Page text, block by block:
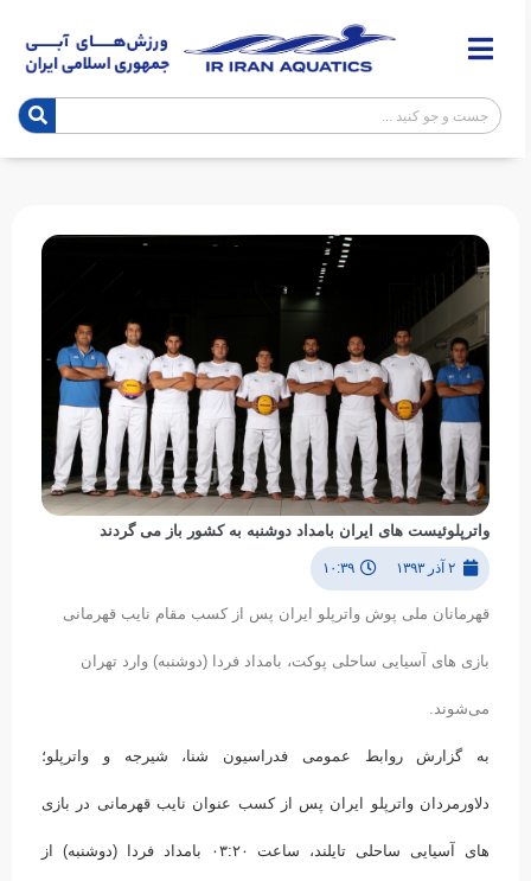
واترپلوئیست های ایران بامداد دوشنبه به کشور باز می گردند
۲ آذر ۱۳۹۳ ۱۰:۳۹
قهرمانان ملی پوش واترپلو ایران پس از کسب مقام نایب قهرمانی
بازی های آسیایی ساحلی پوکت، بامداد فردا (دوشنبه) وارد تهران
می‌شوند.
به گزارش روابط عمومی فدراسیون شنا، شیرجه و واترپلو؛
دلاورمردان واترپلو ایران پس از کسب عنوان نایب قهرمانی در بازی
های آسیایی ساحلی تایلند، ساعت ۰۳:۲۰ بامداد فردا (دوشنبه) از